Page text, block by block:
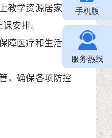
学资源居家学
安排。
医疗和生活物
，确保各项防控
手机版
服务热线